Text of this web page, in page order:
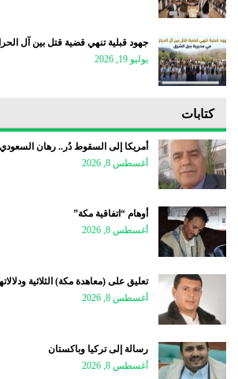
جهود قبلية تنهي قضية قتل بين آل
يوليو 19, 2026
كتابات
أمريكا إلى السقوط دُر.. رهان
أغسطس 8, 2026
أوهام “اتفاقية مكة”
أغسطس 8, 2026
تعليق على (معاهدة مكة) الثلاثية
أغسطس 8, 2026
رسالة إلى تركيا وباكستان
أغسطس 8, 2026